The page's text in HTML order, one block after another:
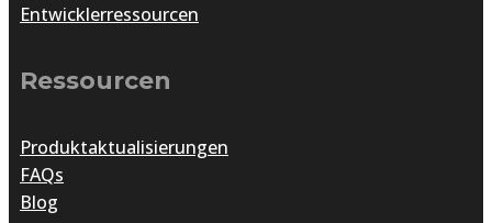
Entwicklerressourcen
Ressourcen
Produktaktualisierungen
FAQs
Blog